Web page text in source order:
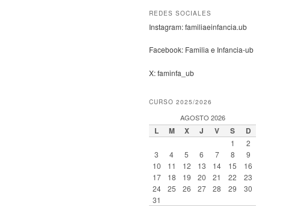
REDES SOCIALES
Instagram: familiaeinfancia.ub
Facebook: Familia e Infancia-ub
X: faminfa_ub
CURSO 2025/2026
AGOSTO 2026
L M X J V S D
1
2
3
4 5 6 7 8
9
10
11 12 13 14 15
16
17
18 19 20 21 22
23
24
25 26 27 28 29
30
31